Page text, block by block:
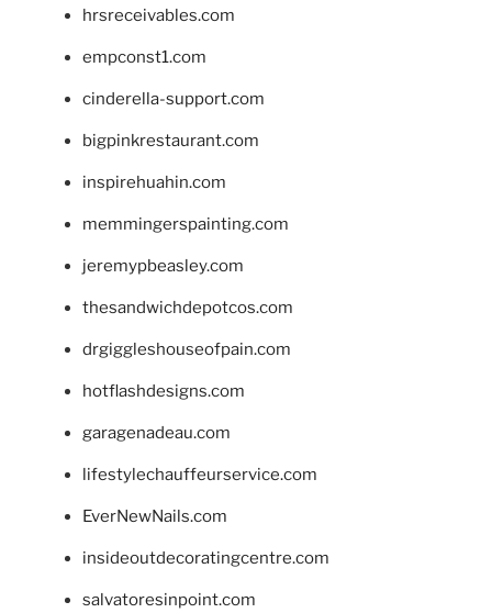
hrsreceivables.com
empconst1.com
cinderella-support.com
bigpinkrestaurant.com
inspirehuahin.com
memmingerspainting.com
jeremypbeasley.com
thesandwichdepotcos.com
drgiggleshouseofpain.com
hotflashdesigns.com
garagenadeau.com
lifestylechauffeurservice.com
EverNewNails.com
insideoutdecoratingcentre.com
salvatoresinpoint.com